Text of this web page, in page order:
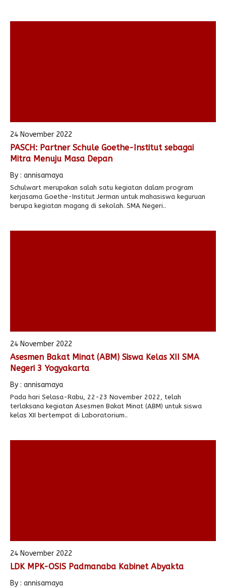
24 November 2022
PASCH: Partner Schule Goethe-Institut sebagai
Mitra Menuju Masa Depan
By : annisamaya
Schulwart merupakan salah satu kegiatan dalam program
kerjasama Goethe-Institut Jerman untuk mahasiswa keguruan
berupa kegiatan magang di sekolah. SMA Negeri..
24 November 2022
Asesmen Bakat Minat (ABM) Siswa Kelas XII SMA
Negeri 3 Yogyakarta
By : annisamaya
Pada hari Selasa-Rabu, 22-23 November 2022, telah
terlaksana kegiatan Asesmen Bakat Minat (ABM) untuk siswa
kelas XII bertempat di Laboratorium..
24 November 2022
LDK MPK-OSIS Padmanaba Kabinet Abyakta
By : annisamaya